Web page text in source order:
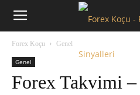
Forex
Forex Koçu Genel
Genel
Forex Takvimi